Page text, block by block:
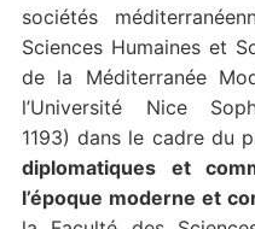
sociétés
Sciences Humaines et
de la Méditerranée
l’Université Nice
1193) dans le cadre du
diplomatiques et
l’époque moderne et